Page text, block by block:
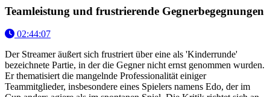
Teamleistung und frustrierende Gegnerbegegnungen
02:44:07
Der Streamer äußert sich frustriert über eine als 'Kinderrunde'
bezeichnete Partie, in der die Gegner nicht ernst genommen wurden.
Er thematisiert die mangelnde Professionalität einiger
Teammitglieder, insbesondere eines Spielers namens Edo, der im